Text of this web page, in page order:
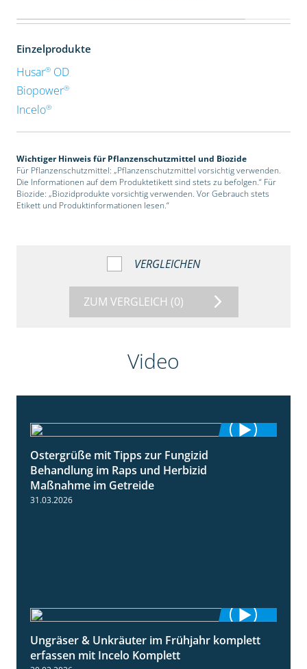
Einzelprodukte
Husar®OD
Biopower®
Incelo®
Wichtiger Hinweis für Pflanzenschutzmittel und Biozide
Für Pflanzenschutzmittel: „Pflanzenschutzmittel vorsichtig verwenden.
Die Informationen auf dem Produktetikett sind stets zu befolgen.“ Für
Biozide: „Biozidprodukte vorsichtig verwenden. Vor Gebrauch stets
Etikett und Produktinformationen lesen.“
VERGLEICHEN
ZUM VERGLEICH (0)
Video
Ostergrüße mit Tipps zur Fungizid
Behandlung im Raps und Herbizid
Maßnahme im Getreide
31.03.2026
3:10
Ungräser & Unkräuter im Frühjahr komplett
erfassen mit Incelo Komplett